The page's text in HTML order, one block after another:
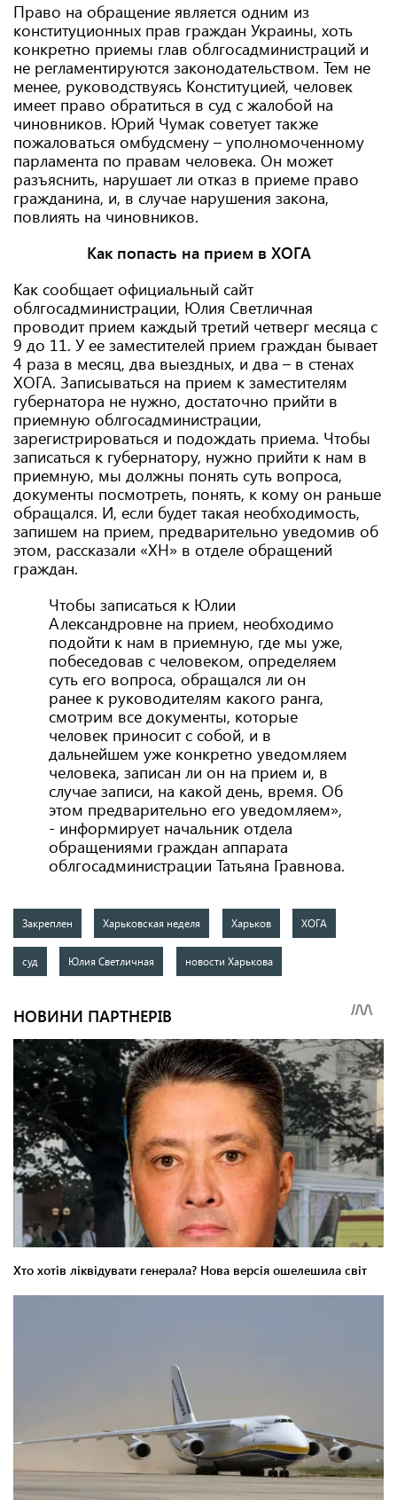
Право на обращение является одним из
конституционных прав граждан Украины, хоть
конкретно приемы глав облгосадминистраций и
не регламентируются законодательством. Тем не
менее, руководствуясь Конституцией, человек
имеет право обратиться в суд с жалобой на
чиновников. Юрий Чумак советует также
пожаловаться омбудсмену – уполномоченному
парламента по правам человека. Он может
разъяснить, нарушает ли отказ в приеме право
гражданина, и, в случае нарушения закона,
повлиять на чиновников.
Как попасть на прием в ХОГА
Как сообщает официальный сайт
облгосадминистрации, Юлия Светличная
проводит прием каждый третий четверг месяца с
9 до 11. У ее заместителей прием граждан бывает
4 раза в месяц, два выездных, и два – в стенах
ХОГА. Записываться на прием к заместителям
губернатора не нужно, достаточно прийти в
приемную облгосадминистрации,
зарегистрироваться и подождать приема. Чтобы
записаться к губернатору, нужно прийти к нам в
приемную, мы должны понять суть вопроса,
документы посмотреть, понять, к кому он раньше
обращался. И, если будет такая необходимость,
запишем на прием, предварительно уведомив об
этом, рассказали «ХН» в отделе обращений
граждан.
Чтобы записаться к Юлии
Александровне на прием, необходимо
подойти к нам в приемную, где мы уже,
побеседовав с человеком, определяем
суть его вопроса, обращался ли он
ранее к руководителям какого ранга,
смотрим все документы, которые
человек приносит с собой, и в
дальнейшем уже конкретно уведомляем
человека, записан ли он на прием и, в
случае записи, на какой день, время. Об
этом предварительно его уведомляем»,
- информирует начальник отдела
обращениями граждан аппарата
облгосадминистрации Татьяна Гравнова.
Закреплен Харьковская неделя Харьков ХОГА
суд Юлия Светличная новости Харькова